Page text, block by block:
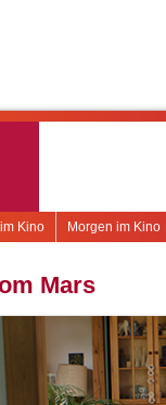
Morgen im Kino
Kino
Mars